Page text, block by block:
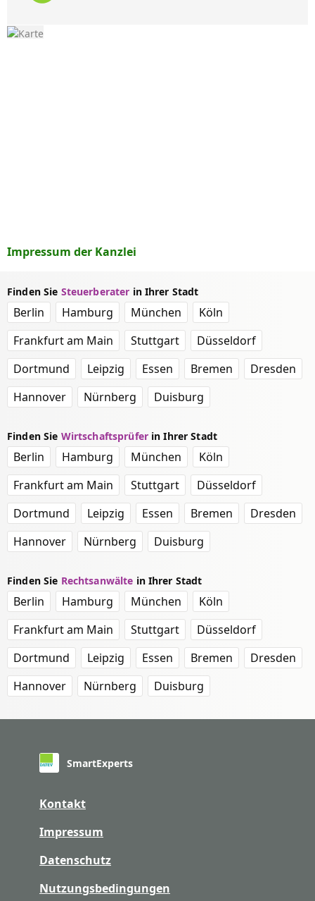
Impressum der Kanzlei
Finden Sie Steuerberater in Ihrer Stadt
Berlin Hamburg München
Köln
Frankfurt am Main
Stuttgart
Düsseldorf
Dortmund
Leipzig Essen Bremen
Dresden
Hannover
Nürnberg Duisburg
Finden Sie Wirtschaftsprüferin Ihrer Stadt
Berlin Hamburg München
Köln
Frankfurt am Main
Stuttgart
Düsseldorf
Dortmund
Leipzig Essen Bremen
Dresden
Hannover
Nürnberg Duisburg
Finden Sie Rechtsanwälte in Ihrer Stadt
Berlin Hamburg München
Köln
Frankfurt am Main
Stuttgart
Düsseldorf
Dortmund
Leipzig Essen Bremen
Dresden
Hannover
Nürnberg Duisburg
SmartExperts
Kontakt
Impressum
Datenschutz
Nutzungsbedingungen